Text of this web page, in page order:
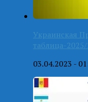
Украинская
таблица-
03.04.2023 -